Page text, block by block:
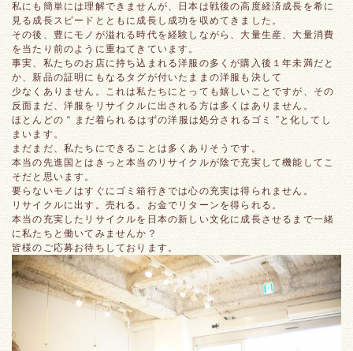
私にも簡単には理解できませんが、日本は戦後の高度経済成長を希に
見る成長スピードとともに成長し成功を収めてきました。
その後、豊にモノが溢れる時代を経験しながら、大量生産、大量消費
を当たり前のように重ねてきています。
事実、私たちのお店に持ち込まれる洋服の多くが購入後１年未満だと
か、新品の証明にもなるタグが付いたままの洋服も決して
少なくありません。これは私たちにとっても嬉しいことですが、その
反面まだ、洋服をリサイクルに出される方は多くはありません。
ほとんどの “ まだ着られるはずの洋服は処分されるゴミ ”と化してし
まいます。
まだまだ、私たちにできることは多くありそうです。
本当の先進国とはきっと本当のリサイクルが陰で充実して機能してこ
そだと思います。
要らないモノはすぐにゴミ箱行きでは心の充実は得られません。
リサイクルに出す。売れる。お金でリターンを得られる。
本当の充実したリサイクルを日本の新しい文化に成長させるまで一緒
に私たちと働いてみませんか？
皆様のご応募お待ちしております。